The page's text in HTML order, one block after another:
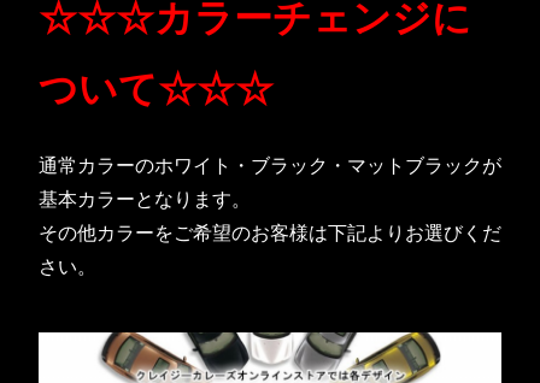
☆☆☆カラーチェンジに
ついて☆☆☆
通常カラーのホワイト・ブラック・マットブラックが
基本カラーとなります。
その他カラーをご希望のお客様は下記よりお選びくだ
さい。